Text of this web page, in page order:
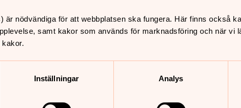
är nödvändiga för att webbplatsen ska fungera. Här finns också
samt kakor som används för marknadsföring och när vi
Inställningar Analys
bööreme buerievoetem jåerhkedh jïh
aejlies darjome, gaavnedimmie-sijjie